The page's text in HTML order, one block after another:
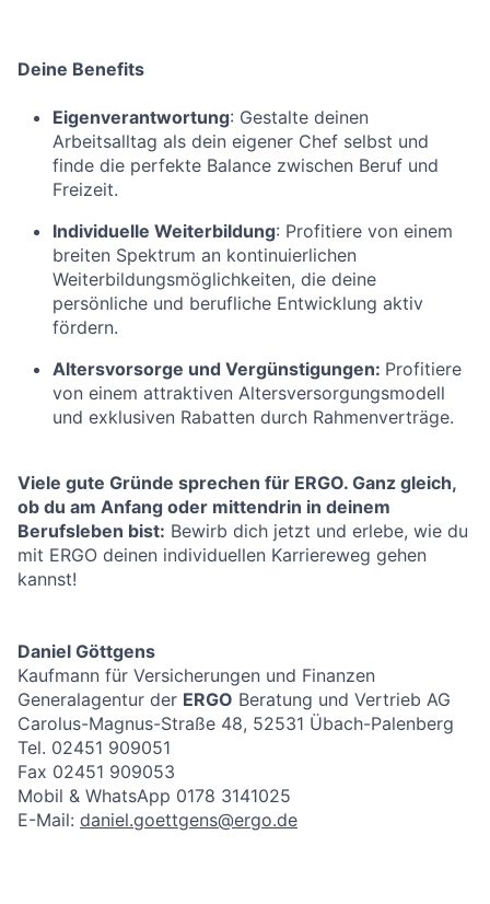
Deine Benefits
Eigenverantwortung: Gestalte deinen
Arbeitsalltag als dein eigener Chef selbst und
finde die perfekte Balance zwischen Beruf und
Freizeit.
Individuelle Weiterbildung: Profitiere von einem
breiten Spektrum an kontinuierlichen
Weiterbildungsmöglichkeiten, die deine
persönliche und berufliche Entwicklung aktiv
fördern.
Altersvorsorge und Vergünstigungen: Profitiere
von einem attraktiven Altersversorgungsmodell
und exklusiven Rabatten durch Rahmenverträge.
Viele gute Gründe sprechen für ERGO. Ganz gleich,
ob du am Anfang oder mittendrin in deinem
Berufsleben bist: Bewirb dich jetzt und erlebe, wie du
mit ERGO deinen individuellen Karriereweg gehen
kannst!
Daniel Göttgens
Kaufmann für Versicherungen und Finanzen
Generalagentur der ERGO Beratung und Vertrieb AG
Carolus-Magnus-Straße 48, 52531 Übach-Palenberg
Tel. 02451 909051
Fax 02451 909053
Mobil & WhatsApp 0178 3141025
E-Mail: daniel.goettgens@ergo.de